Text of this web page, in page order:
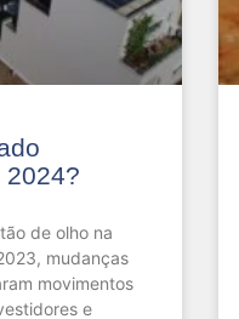
2024?
de olho na
mudanças
movimentos
e